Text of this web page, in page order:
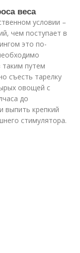
веса
условии –
чем поступает в
это по-
таким путем
съесть тарелку
овощей с
до
выпить крепкий
стимулятора.